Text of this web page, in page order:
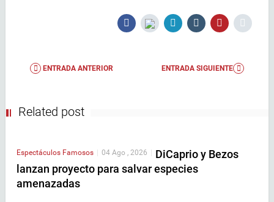
ENTRADA ANTERIOR ENTRADA SIGUIENTE
Related post
Espectáculos Famosos 04 Ago , 2026
DiCaprio y Bezos
lanzan proyecto para salvar especies
amenazadas